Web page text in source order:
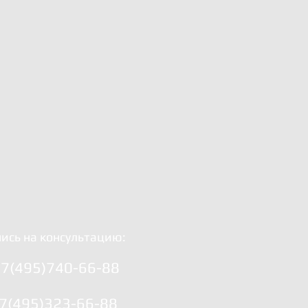
на консультацию:
66-88
66-88